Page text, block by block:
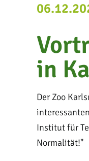
in
Der Zoo
Institut für
Normalität!"